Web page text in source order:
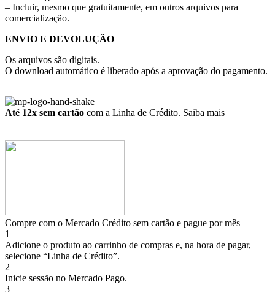
– Incluir, mesmo que gratuitamente, em outros arquivos para
comercialização.
ENVIO E DEVOLUÇÃO
Os arquivos são digitais.
O download automático é liberado após a aprovação do pagamento.
Até 12x sem cartão com a Linha de Crédito. Saiba mais
Compre com o Mercado Crédito sem cartão e pague por mês
1
Adicione o produto ao carrinho de compras e, na hora de pagar,
selecione “Linha de Crédito”.
2
Inicie sessão no Mercado Pago.
3